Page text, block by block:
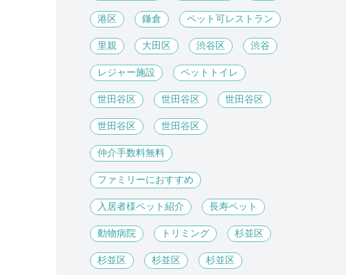
港区 鎌倉 ペット可レストラン
里親 大田区 渋谷区 渋谷
レジャー施設 ペットトイレ
世田谷区 世田谷区 世田谷区
世田谷区 世田谷区
仲介手数料無料
ファミリーにおすすめ
入居者様ペット紹介 長寿ペット
動物病院 トリミング 杉並区
杉並区 杉並区 杉並区